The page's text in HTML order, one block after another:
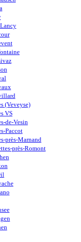
(Veveyse)
VS
de-Vesin
Paccot
près-Marnand
près-Romont